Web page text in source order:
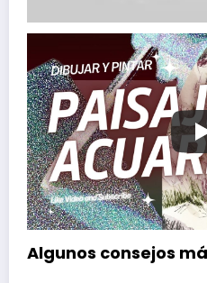
Algunos consejos